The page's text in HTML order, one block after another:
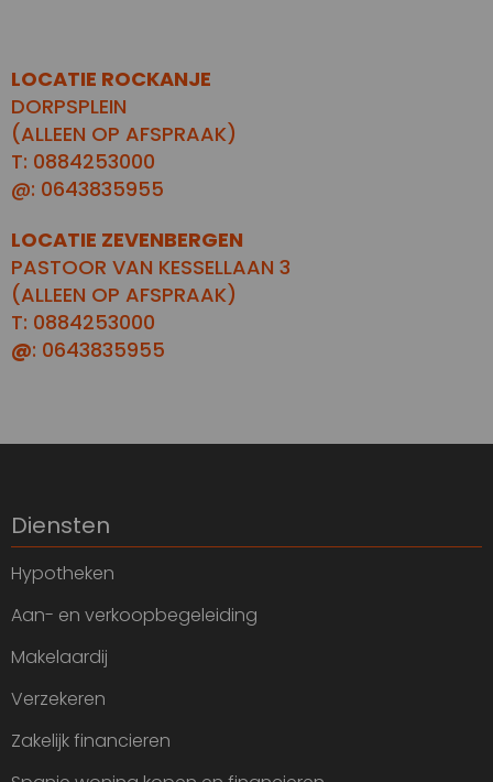
LOCATIE ROCKANJE
DORPSPLEIN
(ALLEEN OP AFSPRAAK)
T: 0884253000
@: 0643835955
LOCATIE ZEVENBERGEN
PASTOOR VAN KESSELLAAN 3
(ALLEEN OP AFSPRAAK)
T: 0884253000
@: 0643835955
Diensten
Hypotheken
Aan- en verkoopbegeleiding
Makelaardij
Verzekeren
Zakelijk financieren